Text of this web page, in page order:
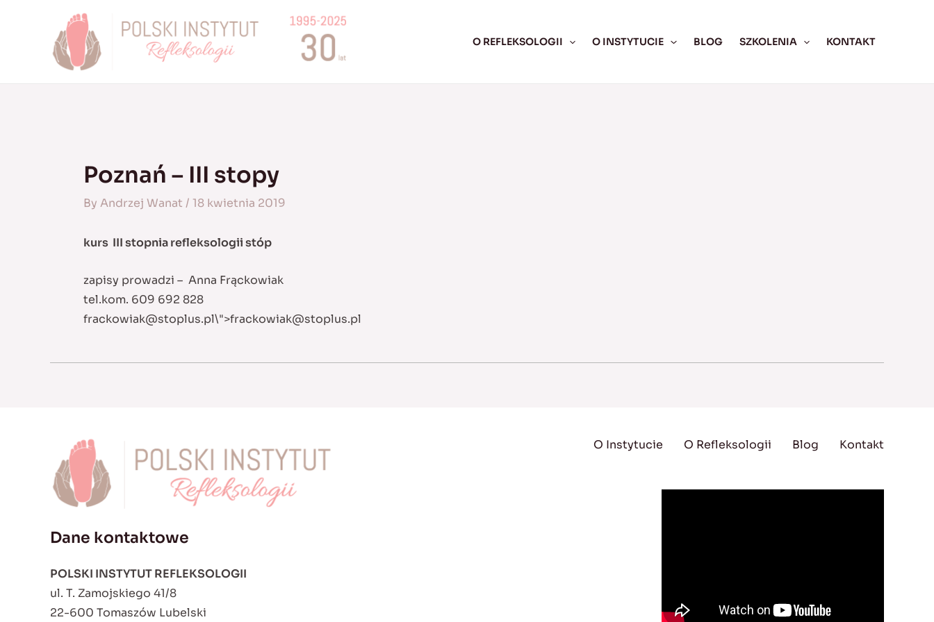
O REFLEKSOLOGII O INSTYTUCIE BLOG SZKOLENIA KONTAKT
Poznań – III stopy
By Andrzej Wanat / 18 kwietnia 2019
kurs III stopnia refleksologii stóp
zapisy prowadzi – Anna Frąckowiak
tel.kom. 609 692 828
frackowiak@stoplus.pl\">frackowiak@stoplus.pl
Dane kontaktowe
POLSKI INSTYTUT REFLEKSOLOGII
ul. T. Zamojskiego 41/8
22-600 Tomaszów Lubelski
O Instytucie O Refleksologii Blog Kontakt